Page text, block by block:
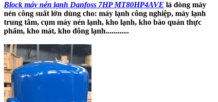
Block máy nén lạnh Danfoss 7HP MT80HP4AVE là dòng máy
nén công suất lớn dùng cho: máy lạnh công nghiệp, máy lạnh
trung tâm, cụm máy nén lạnh, kho lạnh, kho bảo quản thực
phẩm, kho mát, kho đông lạnh............